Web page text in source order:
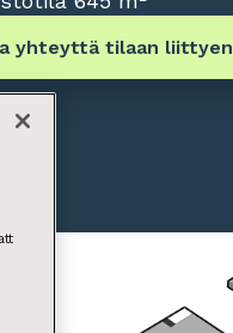
yhteyttä tilaan liittyen